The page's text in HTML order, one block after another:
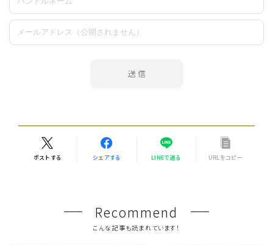
ポストする シェアする LINEで送る URLをコピー
Recommend
こんな記事も読まれています！